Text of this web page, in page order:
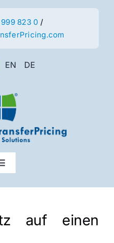
823 0 /
EN DE
auf einen